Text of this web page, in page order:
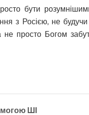
бути
з Росією, не
не просто Богом
ШІ